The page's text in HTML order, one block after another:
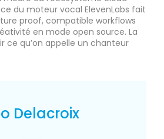
du moteur vocal ElevenLabs fait
proof, compatible workflows
en mode open source. La
ce qu’on appelle un chanteur
Delacroix